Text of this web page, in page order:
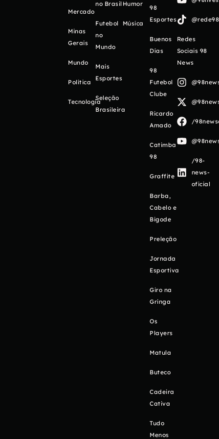
Mercado
Minas
Gerais
Mundo
Política
Tecnologia
no Brasil
Futebol
no
Mundo
Mais
Esportes
Seleção
Brasileira
Humor
Música
98
Esportes
Buenos
Días
98
Futebol
Clube
Ricardo
Amado
Catimba
98
Graffite
Barba,
Cabelo e
Bigode
Preleção
Jornada
Esportiva
Giro na
Gringa
Os
Players
Matula
Buteco
Cadeira
Cativa
Tudo
Menos
Redes
Sociais 98
News
/
/98-
news-
oficial